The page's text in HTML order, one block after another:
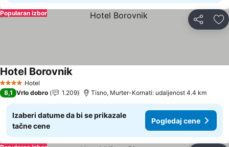
Deli
Popularan izbor
4 ZvezdiceHotel
Hotel BorovnikPogledaj cene
8,1 Vrlo dobro 1.209 Tisno, Murter-Kornati: udaljenost 4.4 km
Izaberi datume da bi se prikazale
tačne cene
Pogledaj cene